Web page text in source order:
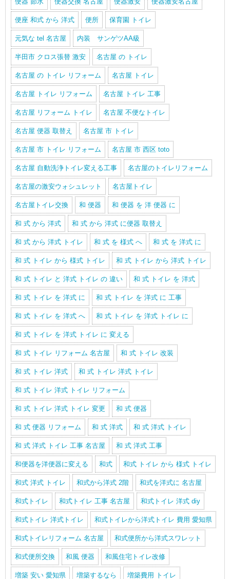
便座 和式 から 洋式 便所 保育園 トイレ
元気な tel 名古屋 内装 サンゲツAA級
半田市 クロス張替 激安 名古屋 の トイレ
名古屋 の トイレ リフォーム 名古屋 トイレ
名古屋 トイレ リフォーム 名古屋 トイレ 工事
名古屋 リフォーム トイレ 名古屋 不便なトイレ
名古屋 便器 取替え 名古屋 市 トイレ
名古屋 市 トイレ リフォーム 名古屋 市 西区 toto
名古屋 自動洗浄トイレ変える工事 名古屋のトイレリフォーム
名古屋の激安ウォシュレット 名古屋トイレ
名古屋トイレ交換 和 便器 和 便器 を 洋 便器 に
和 式 から 洋式 和 式 から 洋式 に便器 取替え
和 式 から 洋式 トイレ 和 式 を 様式 へ 和 式 を 洋式 に
和 式 トイレ から 様式 トイレ 和 式 トイレ から 洋式 トイレ
和 式 トイレ と 洋式 トイレ の 違い 和 式 トイレ を 洋式
和 式 トイレ を 洋式 に 和 式 トイレ を 洋式 に 工事
和 式 トイレ を 洋式 へ 和 式 トイレ を 洋式 トイレ に
和 式 トイレ を 洋式 トイレ に 変える
和 式 トイレ リフォーム 名古屋 和 式 トイレ 改装
和 式 トイレ 洋式 和 式 トイレ 洋式 トイレ
和 式 トイレ 洋式 トイレ リフォーム
和 式 トイレ 洋式 トイレ 変更 和 式 便器
和 式 便器 リフォーム 和 式 洋式 和 式 洋式 トイレ
和 式 洋式 トイレ 工事 名古屋 和 式 洋式 工事
和便器を洋便器に変える 和式 和式 トイレ から 様式 トイレ
和式 洋式 トイレ 和式から洋式 2階 和式を洋式に 名古屋
和式トイレ 和式トイレ 工事 名古屋 和式トイレ 洋式 diy
和式トイレ 洋式トイレ 和式トイレから洋式トイレ 費用 愛知県
和式トイレリフォーム 名古屋 和式便所から洋式スワレット
和式便所交換 和風 便器 和風住宅トイレ改修
増築 安い 愛知県 増築するなら 増築費用 トイレ